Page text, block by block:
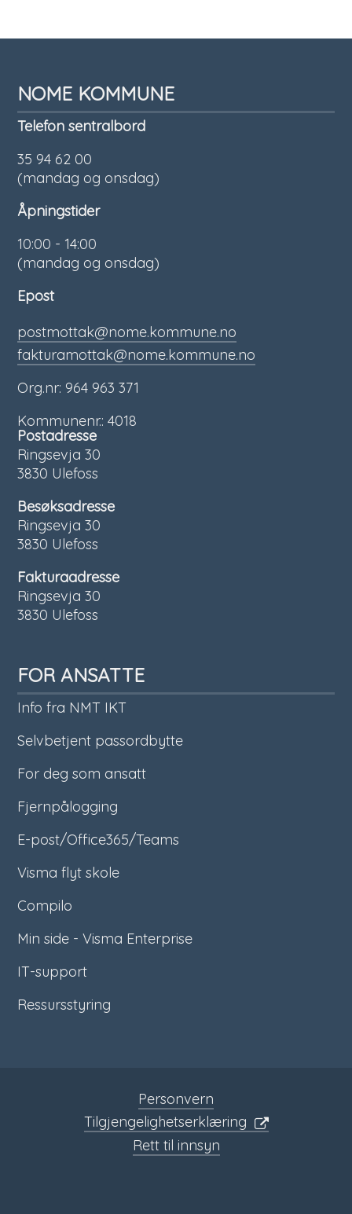
NOME KOMMUNE
Telefon sentralbord
35 94 62 00
(mandag og onsdag)
Åpningstider
10:00 - 14:00
(mandag og onsdag)
Epost
postmottak@nome.kommune.no
fakturamottak@nome.kommune.no
Org.nr: 964 963 371
Kommunenr.: 4018
Postadresse
Ringsevja 30
3830 Ulefoss
Besøksadresse
Ringsevja 30
3830 Ulefoss
Fakturaadresse
Ringsevja 30
3830 Ulefoss
FOR ANSATTE
Info fra NMT IKT
Selvbetjent passordbytte
For deg som ansatt
Fjernpålogging
E-post/Office365/Teams
Visma flyt skole
Compilo
Min side - Visma Enterprise
IT-support
Ressursstyring
Personvern
Tilgjengelighetserklæring
Rett til innsyn